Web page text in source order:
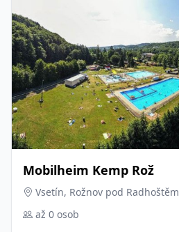
Mobilheim Kemp Rož
Vsetín, Rožnov pod Radhoštěm
až 0 osob